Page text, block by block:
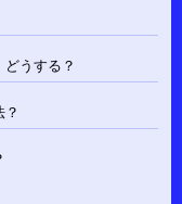
うする？